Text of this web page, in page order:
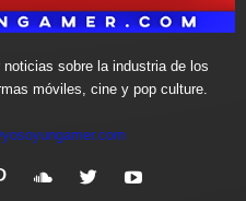
sobre la industria de los
móviles, cine y pop culture.